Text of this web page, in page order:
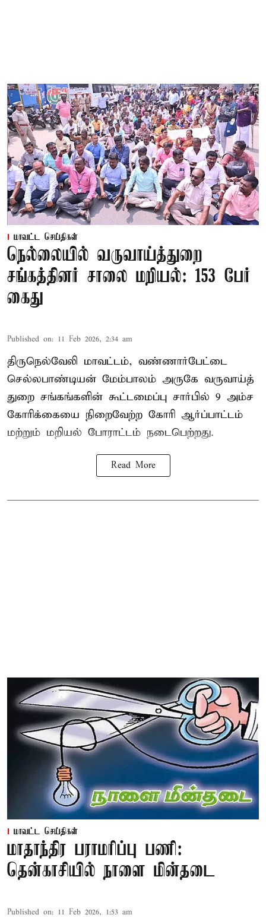
மாவட்ட செய்திகள்
நெல்லையில் வருவாய்த்துறை
சங்கத்தினர் சாலை மறியல்: 153 பேர்
கைது
Published on: 11 Feb 2026, 2:34 am
திருநெல்வேலி மாவட்டம், வண்ணார்பேட்டை
செல்லபாண்டியன் மேம்பாலம் அருகே வருவாய்த்
துறை சங்கங்களின் கூட்டமைப்பு சார்பில் 9 அம்ச
கோரிக்கையை நிறைவேற்ற கோரி ஆர்ப்பாட்டம்
மற்றும் மறியல் போராட்டம் நடைபெற்றது.
Read More
மாவட்ட செய்திகள்
மாதாந்திர பராமரிப்பு பணி:
தென்காசியில் நாளை மின்தடை
Published on: 11 Feb 2026, 1:53 am